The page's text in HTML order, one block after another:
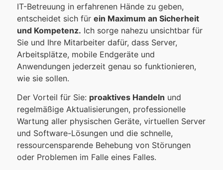
IT-Betreuung in erfahrenen Hände zu geben,
entscheidet sich für ein Maximum an Sicherheit
und Kompetenz. Ich sorge nahezu unsichtbar für
Sie und Ihre Mitarbeiter dafür, dass Server,
Arbeitsplätze, mobile Endgeräte und
Anwendungen jederzeit genau so funktionieren,
wie sie sollen.
Der Vorteil für Sie: proaktives Handeln und
regelmäßige Aktualisierungen, professionelle
Wartung aller physischen Geräte, virtuellen Server
und Software-Lösungen und die schnelle,
ressourcensparende Behebung von Störungen
oder Problemen im Falle eines Falles.